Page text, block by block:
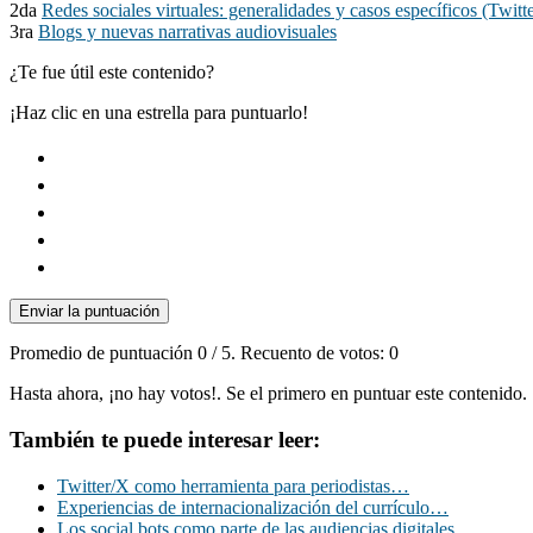
2da Redes sociales virtuales: generalidades y casos específicos
3ra Blogs y nuevas narrativas audiovisuales
¿Te fue útil este contenido?
¡Haz clic en una estrella para puntuarlo!
Enviar la puntuación
Promedio de puntuación 0 / 5. Recuento de votos: 0
Hasta ahora, ¡no hay votos!. Se el primero en puntuar este contenido.
También te puede interesar leer:
Twitter/X como herramienta para periodistas…
Experiencias de internacionalización del currículo…
Los social bots como parte de las audiencias digitales